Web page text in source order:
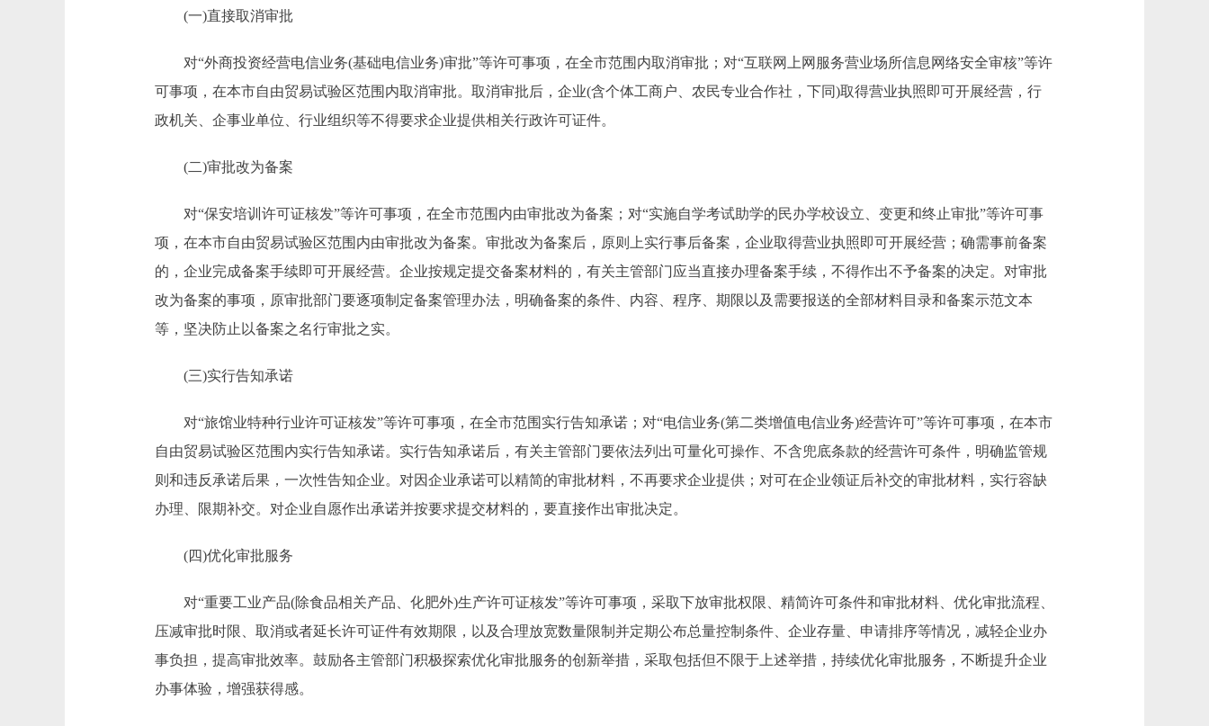
(一)直接取消审批
对“外商投资经营电信业务(基础电信业务)审批”等许可事项，在全市范围内取消审批；对“互联网上网服务营业场所信息网络安全审核”等许
可事项，在本市自由贸易试验区范围内取消审批。取消审批后，企业(含个体工商户、农民专业合作社，下同)取得营业执照即可开展经营，行
政机关、企事业单位、行业组织等不得要求企业提供相关行政许可证件。
(二)审批改为备案
对“保安培训许可证核发”等许可事项，在全市范围内由审批改为备案；对“实施自学考试助学的民办学校设立、变更和终止审批”等许可事
项，在本市自由贸易试验区范围内由审批改为备案。审批改为备案后，原则上实行事后备案，企业取得营业执照即可开展经营；确需事前备案
的，企业完成备案手续即可开展经营。企业按规定提交备案材料的，有关主管部门应当直接办理备案手续，不得作出不予备案的决定。对审批
改为备案的事项，原审批部门要逐项制定备案管理办法，明确备案的条件、内容、程序、期限以及需要报送的全部材料目录和备案示范文本
等，坚决防止以备案之名行审批之实。
(三)实行告知承诺
对“旅馆业特种行业许可证核发”等许可事项，在全市范围实行告知承诺；对“电信业务(第二类增值电信业务)经营许可”等许可事项，在本市
自由贸易试验区范围内实行告知承诺。实行告知承诺后，有关主管部门要依法列出可量化可操作、不含兜底条款的经营许可条件，明确监管规
则和违反承诺后果，一次性告知企业。对因企业承诺可以精简的审批材料，不再要求企业提供；对可在企业领证后补交的审批材料，实行容缺
办理、限期补交。对企业自愿作出承诺并按要求提交材料的，要直接作出审批决定。
(四)优化审批服务
对“重要工业产品(除食品相关产品、化肥外)生产许可证核发”等许可事项，采取下放审批权限、精简许可条件和审批材料、优化审批流程、
压减审批时限、取消或者延长许可证件有效期限，以及合理放宽数量限制并定期公布总量控制条件、企业存量、申请排序等情况，减轻企业办
事负担，提高审批效率。鼓励各主管部门积极探索优化审批服务的创新举措，采取包括但不限于上述举措，持续优化审批服务，不断提升企业
办事体验，增强获得感。